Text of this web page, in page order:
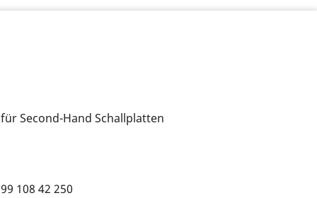
Second-Hand Schallplatten
108 42 250